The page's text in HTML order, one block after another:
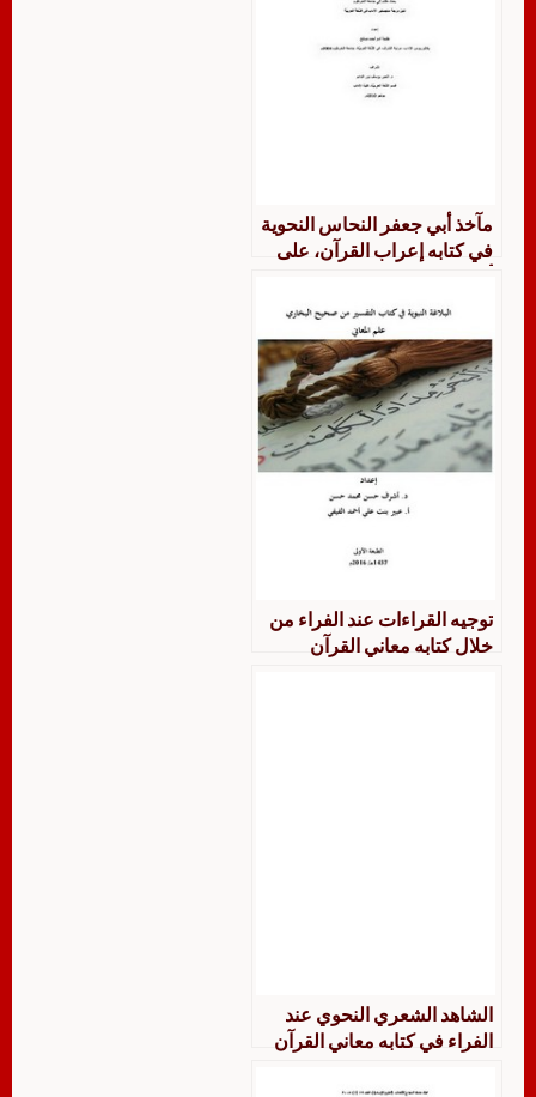
مآخذ أبي جعفر النحاس النحوية
في كتابه إعراب القرآن، على
القرآن
توجيه القراءات عند الفراء من
خلال كتابه معاني القرآن
الشاهد الشعري النحوي عند
الفراء في كتابه معاني القرآن